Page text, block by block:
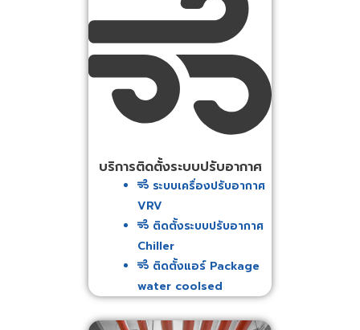
บริการติดตั้งระบบปรับอากาศ
ระบบเครื่องปรับอากาศ
VRV
ติดตั้งระบบปรับอากาศ
Chiller
ติดตั้งแอร์ Package
water coolsed